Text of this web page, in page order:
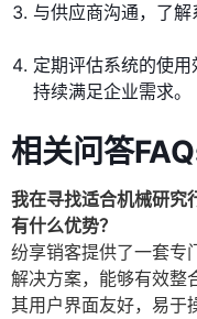
与供应商沟通，了解
定期评估系统的使
持续满足企业需求。
相关问答
我在寻找适合机械研究
有什么优势？
纷享销客提供了一套专
解决方案，能够有效整
其用户界面友好，易于